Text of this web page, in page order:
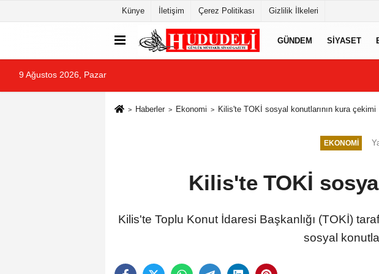
Künye İletişim Çerez Politikası Gizlilik İlkeleri
GÜNDEM SIYASET
9 Ağustos 2026, Pazar
Haberler Ekonomi Kilis'te TOKİ sosyal konutlarının kura çekimi
EKONOMI
Kilis'te TOKİ
Kilis'te Toplu Konut İdaresi Başkanlığı (TOKİ)
sosyal